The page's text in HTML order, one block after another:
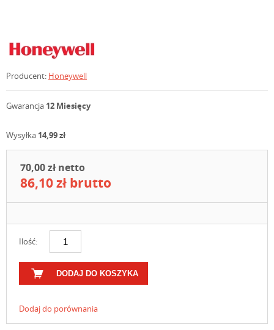
Producent: Honeywell
Gwarancja 12 Miesięcy
Wysyłka 14,99 zł
70,00 zł netto
86,10 zł brutto
Ilość:
DODAJ DO KOSZYKA
Dodaj do porównania